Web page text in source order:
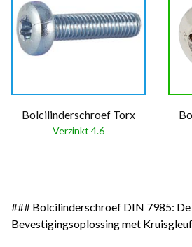
Bolcilinderschroef Torx
Verzinkt 4.6
### Bolcilinderschroef DIN 7985:
Bevestigingsoplossing met